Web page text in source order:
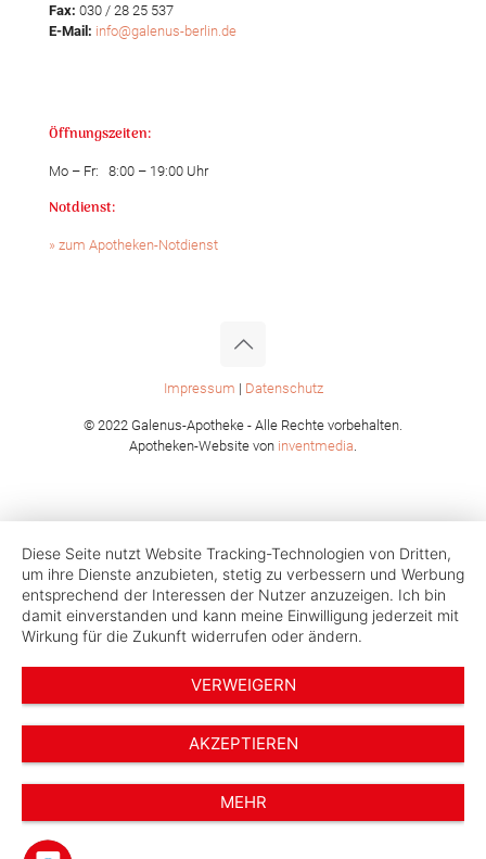
Fax: 030 / 28 25 537
E-Mail: info@galenus-berlin.de
Öffnungszeiten:
Mo – Fr: 8:00 – 19:00 Uhr
Notdienst:
» zum Apotheken-Notdienst
Impressum | Datenschutz
© 2022 Galenus-Apotheke - Alle Rechte vorbehalten.
Apotheken-Website von inventmedia
Diese Seite nutzt Website Tracking-Technologien von Dritten,
um ihre Dienste anzubieten, stetig zu verbessern und Werbung
entsprechend der Interessen der Nutzer anzuzeigen. Ich bin
damit einverstanden und kann meine Einwilligung jederzeit mit
Wirkung für die Zukunft widerrufen oder ändern.
VERWEIGERN
AKZEPTIEREN
MEHR